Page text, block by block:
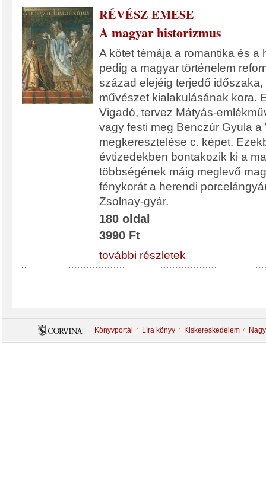
RÉVÉSZ EMESE
A magyar historizmus
A kötet témája a romantika és a
pedig a magyar történelem
század elejéig terjedő időszaka,
művészet kialakulásának kora.
Vigadó, tervez Mátyás-
vagy festi meg Benczúr Gyula a
megkeresztelése c. képet.
évtizedekben bontakozik ki a
többségének máig meglevő
fénykorát a herendi
Zsolnay-gyár.
180 oldal
3990 Ft
további részletek
Könyvportál Líra könyv Kiskereskedelem